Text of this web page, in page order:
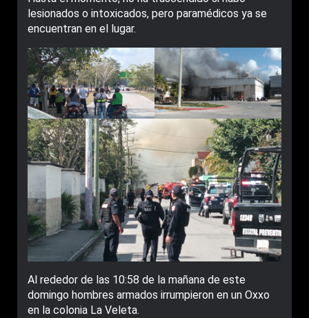
lesionados o intoxicados, pero paramédicos ya se
encuentran en el lugar.
Al rededor de las 10:58 de la mañana de este
domingo hombres armados irrumpieron en un Oxxo
en la colonia La Veleta.